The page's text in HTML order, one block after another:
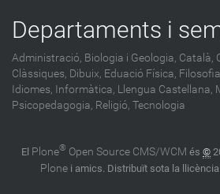
Departaments i
Administració, Biologia i Geologia, Català,
Clàssiques, Dibuix, Eduació Física,
Idiomes, Informàtica, Llengua Castellana,
Psicopedagogia, Religió, Tecnologia
El Plone® Open Source CMS/WCM és ©
Plonei amics. Distribuït sota la llicència